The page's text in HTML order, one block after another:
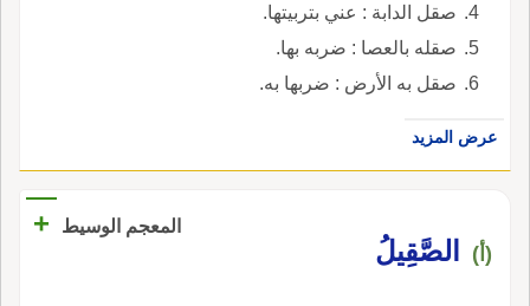
صقل الدابة : عني بتربيتها.
صقله بالعصا : ضربه بها.
صقل به الأرض : ضربها به.
عرض المزيد
المعجم الوسيط +
(أ) الصَّقِيلُ